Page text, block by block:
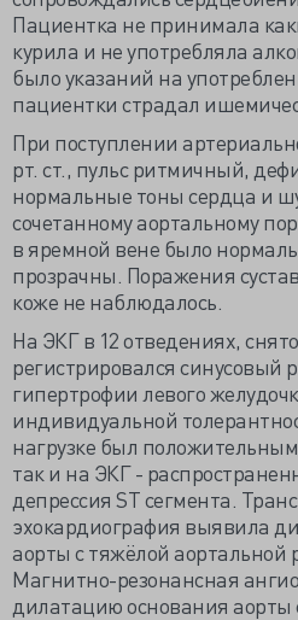
Пациентка не принимала
курила и не употребляла
было указаний на
пациентки страдал
При поступлении
рт. ст., пульс ритмичный,
нормальные тоны сердца и
сочетанному аортальному
в яремной вене было
прозрачны. Поражения
коже не наблюдалось.
На ЭКГ в 12 отведениях,
регистрировался синусовый
гипертрофии левого
индивидуальной
нагрузке был
так и на ЭКГ -
депрессия ST сегмента.
эхокардиография выявила
аорты с тяжёлой аортальной
Магнитно-резонансная
дилатацию основания аорты